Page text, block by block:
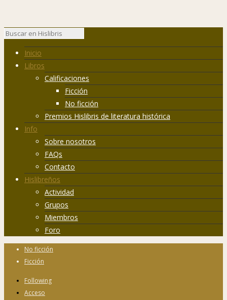
Inicio
Libros
Calificaciones
Ficción
No ficción
Premios Hislibris de literatura histórica
Info
Sobre nosotros
FAQs
Contacto
Hislibreños
Actividad
Grupos
Miembros
Foro
No ficción
Ficción
Following
Acceso